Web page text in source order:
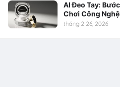
AI Đeo Tay:
Chơi Công
tháng 2 26, 2026